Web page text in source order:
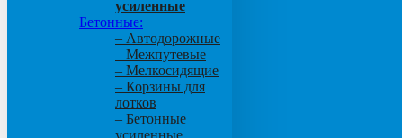
усиленные
Бетонные:
– Автодорожные
– Межпутевые
– Мелкосидящие
– Корзины для
лотков
– Бетонные
усиленные